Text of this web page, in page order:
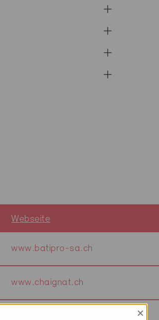
Webseite
www.batipro-sa.ch
www.chaignat.ch
×